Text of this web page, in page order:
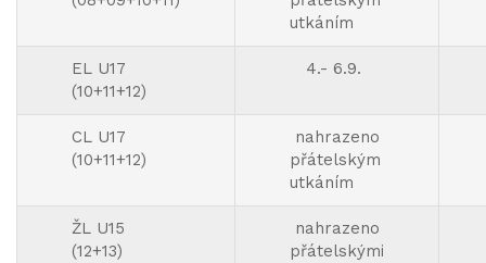
utkáním
EL U17
(10+11+12)
4.- 6.9.
CL U17
(10+11+12)
nahrazeno
přátelským
utkáním
ŽL U15
(12+13)
nahrazeno
přátelskými